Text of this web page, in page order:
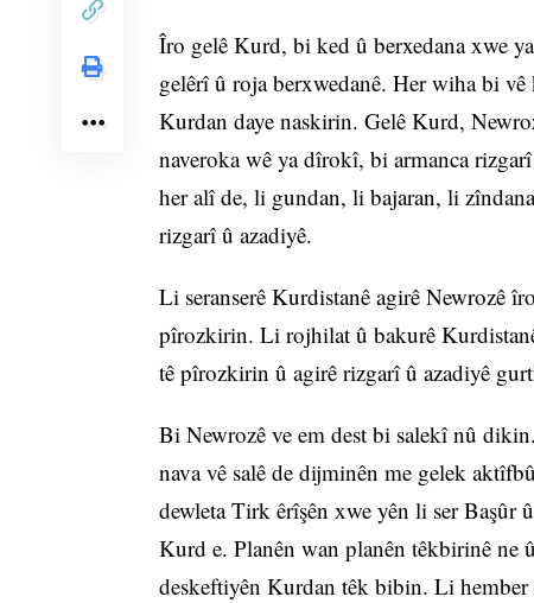
Îro gelê Kurd, bi ked û berxedana xwe
gelêrî û roja berxwedanê. Her wiha bi
Kurdan daye naskirin. Gelê Kurd,
naveroka wê ya dîrokî, bi armanca
her alî de, li gundan, li bajaran, li
rizgarî û azadiyê.
Li seranserê Kurdistanê agirê Newrozê
pîrozkirin. Li rojhilat û bakurê
tê pîrozkirin û agirê rizgarî û azadiyê
Bi Newrozê ve em dest bi salekî nû
nava vê salê de dijminên me gelek
dewleta Tirk êrîşên xwe yên li ser Başûr
Kurd e. Planên wan planên têkbirinê ne
deskeftiyên Kurdan têk bibin. Li hember